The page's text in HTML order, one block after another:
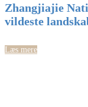
Zhangjiajie
vildeste
Læs mere